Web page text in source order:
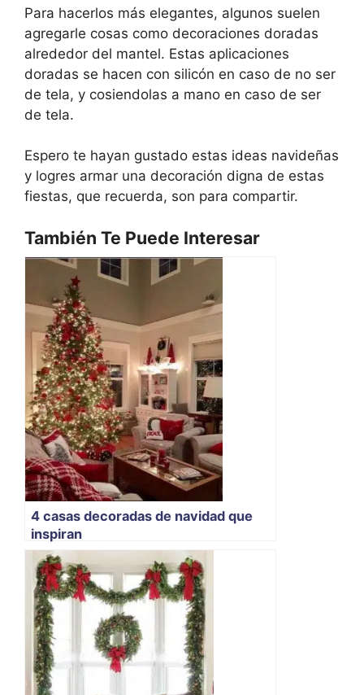
Para hacerlos más elegantes, algunos suelen
agregarle cosas como decoraciones doradas
alrededor del mantel. Estas aplicaciones
doradas se hacen con silicón en caso de no ser
de tela, y cosiendolas a mano en caso de ser
de tela.
Espero te hayan gustado estas ideas navideñas
y logres armar una decoración digna de estas
fiestas, que recuerda, son para compartir.
También Te Puede Interesar
4 casas decoradas de navidad que
inspiran